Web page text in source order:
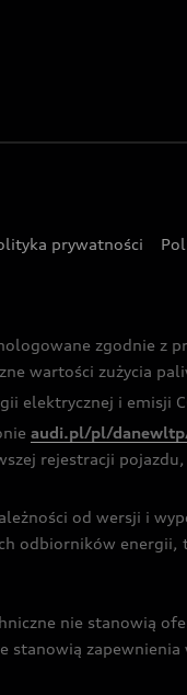
prywatności
zgodnie z
wartości zużycia
elektrycznej i emisji
audi.pl/pl/
rejestracji pojazdu,
od wersji i
odbiorników
nie stanowią
stanowią